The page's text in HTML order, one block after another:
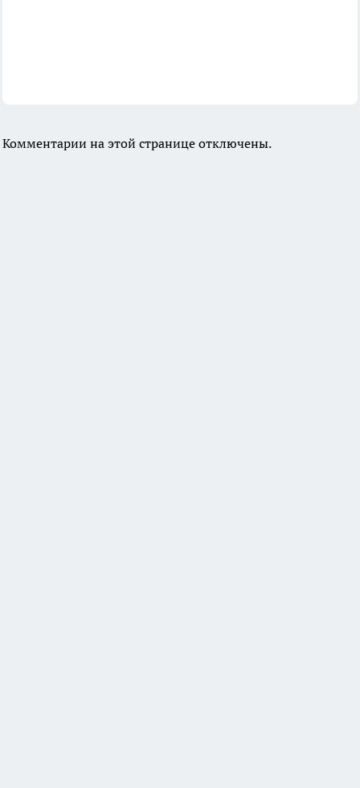
Комментарии на этой странице отключены.